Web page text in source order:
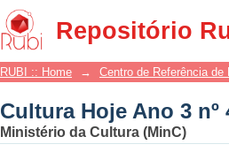
Repositório
Cultura Hoje Ano 3 nº
RUBI :: Home → Centro de Referência
Cultura Hoje Ano 3 nº
Ministério da Cultura (MinC)